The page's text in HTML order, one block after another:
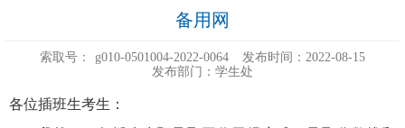
备用网
索取号： g010-0501004-2022-0064
发布时间：2022-08-15
发布部门：学生处
各位插班生考生：